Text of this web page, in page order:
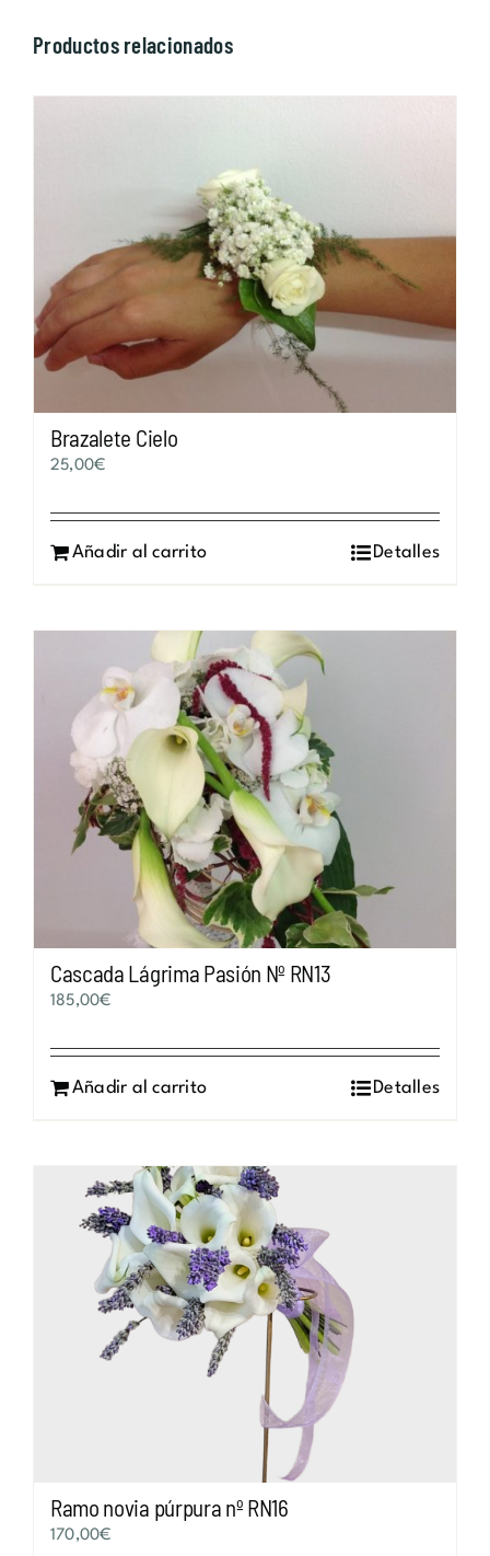
Productos relacionados
Brazalete Cielo
25,00€
Añadir al carrito Detalles
Cascada Lágrima Pasión Nº RN13
185,00€
Añadir al carrito Detalles
Ramo novia púrpura nº RN16
170,00€